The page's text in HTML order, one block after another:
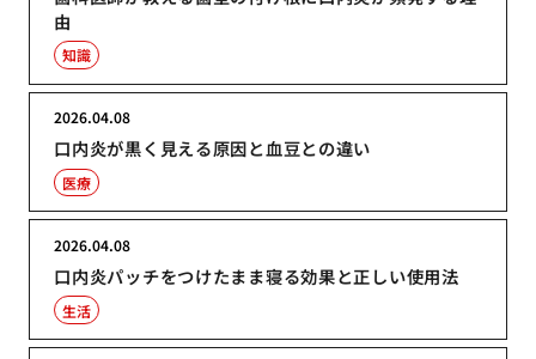
由
知識
口内炎が黒く見える原因と血豆との違い
2026.04.08
医療
口内炎パッチをつけたまま寝る効果と正しい使用法
2026.04.08
生活